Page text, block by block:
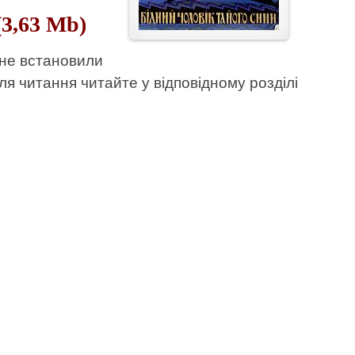
Mb)
встановили
читання читайте у відповідному розділі